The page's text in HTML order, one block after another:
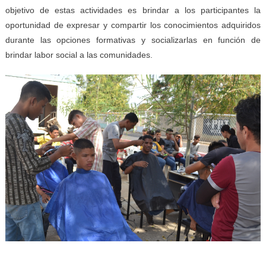
objetivo de estas actividades es brindar a los participantes la
oportunidad de expresar y compartir los conocimientos adquiridos
durante las opciones formativas y socializarlas en función de
brindar labor social a las comunidades.